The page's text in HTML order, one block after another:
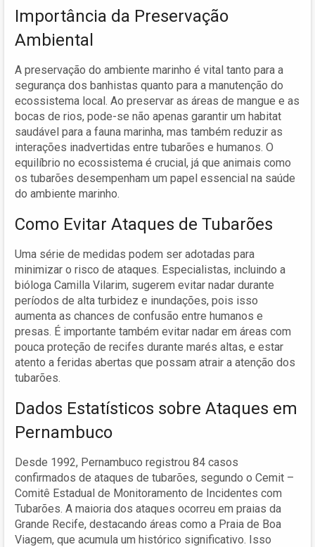
Importância da Preservação
Ambiental
A preservação do ambiente marinho é vital tanto para a
segurança dos banhistas quanto para a manutenção do
ecossistema local. Ao preservar as áreas de mangue e as
bocas de rios, pode-se não apenas garantir um habitat
saudável para a fauna marinha, mas também reduzir as
interações inadvertidas entre tubarões e humanos. O
equilíbrio no ecossistema é crucial, já que animais como
os tubarões desempenham um papel essencial na saúde
do ambiente marinho.
Como Evitar Ataques de Tubarões
Uma série de medidas podem ser adotadas para
minimizar o risco de ataques. Especialistas, incluindo a
bióloga Camilla Vilarim, sugerem evitar nadar durante
períodos de alta turbidez e inundações, pois isso
aumenta as chances de confusão entre humanos e
presas. É importante também evitar nadar em áreas com
pouca proteção de recifes durante marés altas, e estar
atento a feridas abertas que possam atrair a atenção dos
tubarões.
Dados Estatísticos sobre Ataques em
Pernambuco
Desde 1992, Pernambuco registrou 84 casos
confirmados de ataques de tubarões, segundo o Cemit –
Comitê Estadual de Monitoramento de Incidentes com
Tubarões. A maioria dos ataques ocorreu em praias da
Grande Recife, destacando áreas como a Praia de Boa
Viagem, que acumula um histórico significativo. Isso